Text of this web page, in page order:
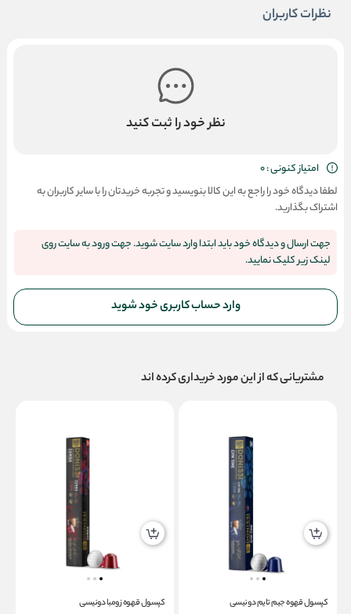
نظرات کاربران
نظر خود را ثبت کنید
امتیاز کنونی : 0
لطفا دیدگاه خود را راجع به این کالا بنویسید و تجربه خریدتان را با سایر کاربران به
اشتراک بگذارید.
جهت ارسال و دیدگاه خود باید ابتدا وارد سایت شوید. جهت ورود به سایت روی
لینک زیر کلیک نمایید.
وارد حساب کاربری خود شوید
مشتریانی که از این مورد خریداری کرده اند
کپسول قهوه جیم تایم دونیسی کپسول قهوه زومبا دونیسی